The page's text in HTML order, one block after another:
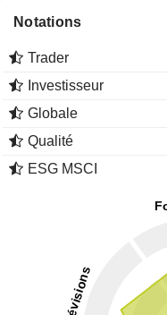
Notations
Trader
Investisseur
Globale
Qualité
ESG MSCI